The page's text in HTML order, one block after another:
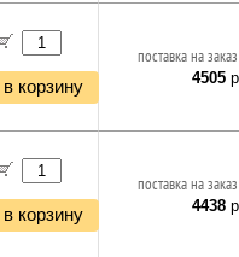
в корзину
поставка на
4505
в корзину
поставка на
4438